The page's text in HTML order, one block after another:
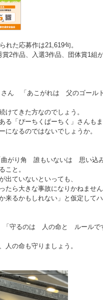
れた応募作は21,619句。
2作品、入選3作品、団体賞1組
ん 「あこがれは 父のゴール
けてきた方なのでしょう。
る「ぴーちくぱーちく」さんも
になるのではないでしょうか。
曲がり角 誰もいないは 思い込
こと。
出ていないといっても、
たら大きな事故になりかねませ
来るかもしれない」と仮定して
守るのは 人の命と ルールで
人の命も守りましょう。